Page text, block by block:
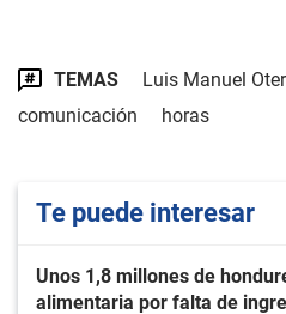
TEMAS
Luis Manuel
comunicación
horas
Te puede interesar
Unos 1,8 millones de
alimentaria por falta de